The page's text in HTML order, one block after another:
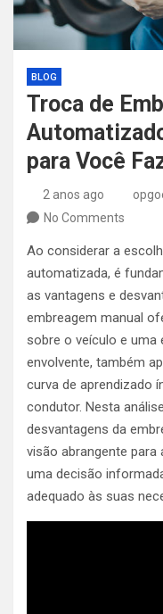
BLOG
Troca de
para Você
2 anos ago
No Comments
Ao considerar a
automatizada, é
as vantagens e
embreagem manual
sobre o veículo e uma
envolvente, também
curva de aprendizado
condutor. Nesta
desvantagens da
visão abrangente
uma decisão
adequado às suas